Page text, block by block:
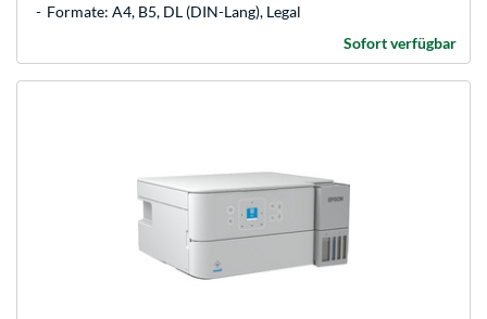
Formate: A4, B5, DL (DIN-Lang), Legal
Sofort verfügbar